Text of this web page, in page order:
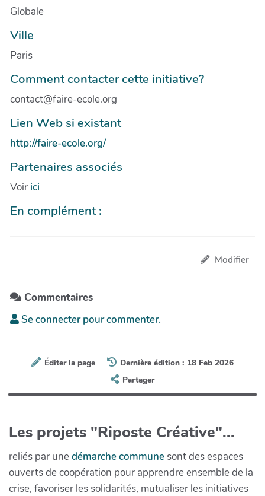
Globale
Ville
Paris
Comment contacter cette initiative?
contact@faire-ecole.org
Lien Web si existant
http://faire-ecole.org/
Partenaires associés
Voir ici
En complément :
Modifier
Commentaires
Se connecter pour commenter.
Éditer la page
Dernière édition : 18 Feb 2026
Partager
Les projets "Riposte Créative"...
reliés par unedémarche communesont des espaces
ouverts de coopération pour apprendre ensemble de la
crise, favoriser les solidarités, mutualiser les initiatives